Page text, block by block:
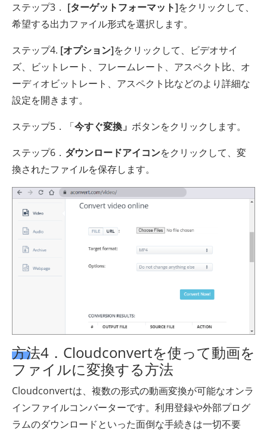
ステップ3． [ターゲットフォーマット]をクリックして、
希望する出力ファイル形式を選択します。
ステップ4. [オプション]をクリックして、ビデオサイ
ズ、ビットレート、フレームレート、アスペクト比、オ
ーディオビットレート、アスペクト比などのより詳細な
設定を開きます。
ステップ5．「今すぐ変換」 ボタンをクリックします。
ステップ6． ダウンロードアイコンをクリックして、変
換されたファイルを保存します。
方法4．Cloudconvertを使って動画を
ファイルに変換する方法
Cloudconvertは、複数の形式の動画変換が可能なオンラ
インファイルコンバーターです。利用登録や外部プログ
ラムのダウンロードといった面倒な手続きは一切不要